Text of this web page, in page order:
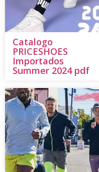
Catalogo
PRICESHOES
Importados
Summer 2024 pdf